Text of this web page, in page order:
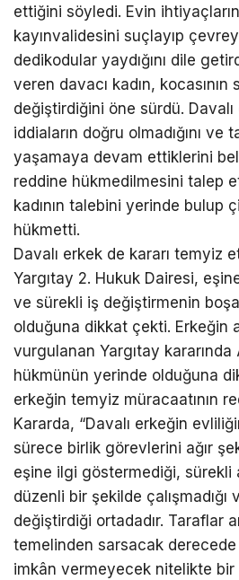
ettiğini söyledi. Evin ihtiyaçlarını
kayınvalidesini suçlayıp
dedikodular yaydığını dile
veren davacı kadın, kocasının
değiştirdiğini öne sürdü. Davalı
iddiaların doğru olmadığını ve
yaşamaya devam ettiklerini
reddine hükmedilmesini talep
kadının talebini yerinde bulup
hükmetti.
Davalı erkek de kararı temyiz
Yargıtay 2. Hukuk Dairesi,
ve sürekli iş değiştirmenin
olduğuna dikkat çekti. Erkeğin
vurgulanan Yargıtay kararında
hükmünün yerinde olduğuna
erkeğin temyiz müracaatının
Kararda, “Davalı erkeğin
sürece birlik görevlerini ağır
eşine ilgi göstermediği, sürekli
düzenli bir şekilde çalışmadığı
değiştirdiği ortadadır. Taraflar
temelinden sarsacak
imkân vermeyecek nitelikte